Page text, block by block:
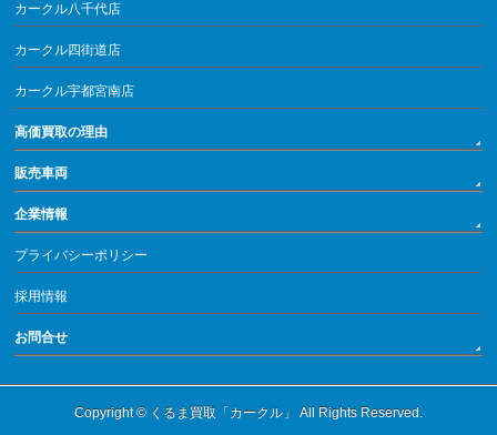
カークル八千代店
カークル四街道店
カークル宇都宮南店
高価買取の理由
販売車両
企業情報
プライバシーポリシー
採用情報
お問合せ
Copyright © くるま買取「カークル」 All Rights Reserved.